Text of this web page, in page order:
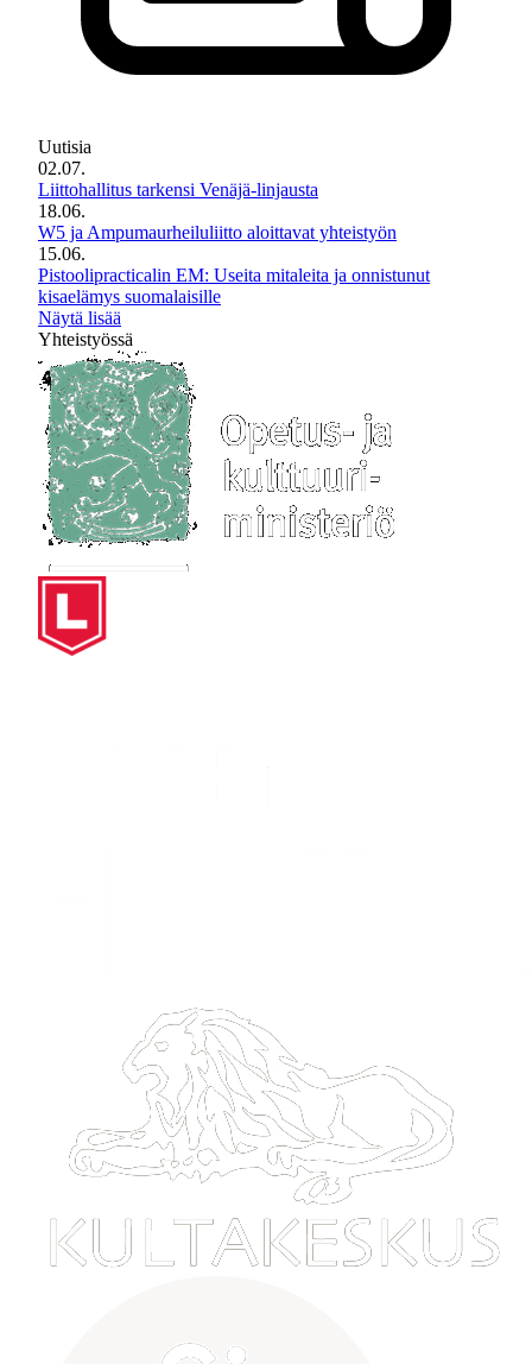
Uutisia
02.07.
Liittohallitus tarkensi Venäjä-linjausta
18.06.
W5 ja Ampumaurheiluliitto aloittavat yhteistyön
15.06.
Pistoolipracticalin EM: Useita mitaleita ja onnistunut
kisaelämys suomalaisille
Näytä lisää
Yhteistyössä